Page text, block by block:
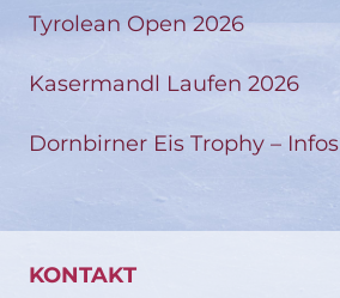
Tyrolean Open 2026
Kasermandl Laufen 2026
Dornbirner Eis Trophy – Infos
KONTAKT